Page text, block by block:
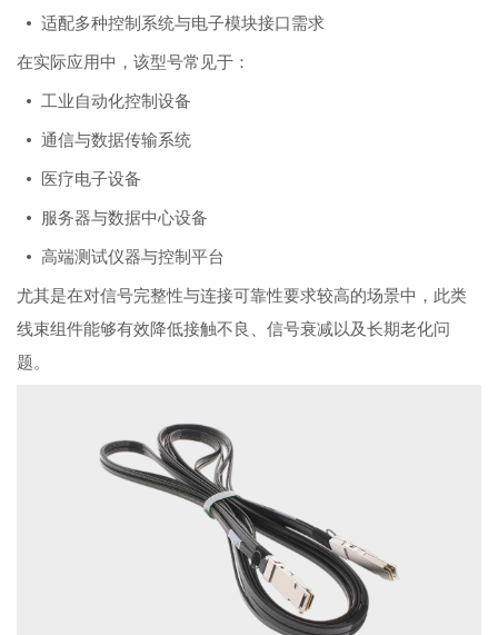
• 适配多种控制系统与电子模块接口需求
在实际应用中，该型号常见于：
• 工业自动化控制设备
• 通信与数据传输系统
• 医疗电子设备
• 服务器与数据中心设备
• 高端测试仪器与控制平台
尤其是在对信号完整性与连接可靠性要求较高的场景中，此类
线束组件能够有效降低接触不良、信号衰减以及长期老化问
题。